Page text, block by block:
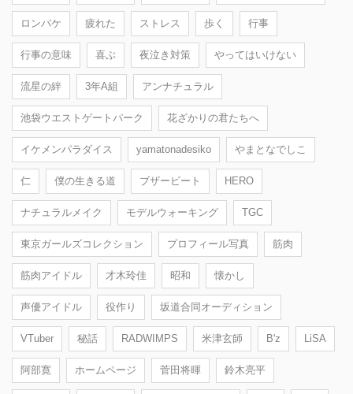
ロンバケ 疲れた ストレス 歩く 行事
行事の意味 喜ぶ 夜泣き対策 やってはいけない
流星の絆 3年A組 アンナチュラル
池袋ウエストゲートパーク 花ざかりの君たちへ
イケメンパラダイス yamatonadesiko やまとなでしこ
仁 僕の生きる道 ブザービート HERO
ナチュラルメイク モデルウォーキング TGC
東京ガールズコレクション プロフィール写真 筋肉
筋肉アイドル 才木玲佳 昭和 懐かし
声優アイドル 役作り 坂道合同オーディション
VTuber 秘話 RADWIMPS 米津玄師 B'z LiSA
阿部寛 ホームページ 菅田将暉 鈴木亮平